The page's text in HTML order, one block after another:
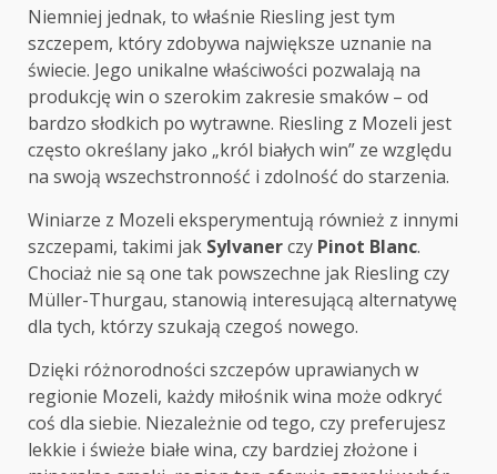
Niemniej jednak, to właśnie Riesling jest tym
szczepem, który zdobywa największe uznanie na
świecie. Jego unikalne właściwości pozwalają na
produkcję win o szerokim zakresie smaków – od
bardzo słodkich po wytrawne. Riesling z Mozeli jest
często określany jako „król białych win” ze względu
na swoją wszechstronność i zdolność do starzenia.
Winiarze z Mozeli eksperymentują również z innymi
szczepami, takimi jak Sylvanerczy Pinot Blanc.
Chociaż nie są one tak powszechne jak Riesling czy
Müller-Thurgau, stanowią interesującą alternatywę
dla tych, którzy szukają czegoś nowego.
Dzięki różnorodności szczepów uprawianych w
regionie Mozeli, każdy miłośnik wina może odkryć
coś dla siebie. Niezależnie od tego, czy preferujesz
lekkie i świeże białe wina, czy bardziej złożone i